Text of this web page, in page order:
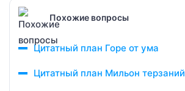
Похожие вопросы
Цитатный план Горе от ума
Цитатный план Мильон терзаний